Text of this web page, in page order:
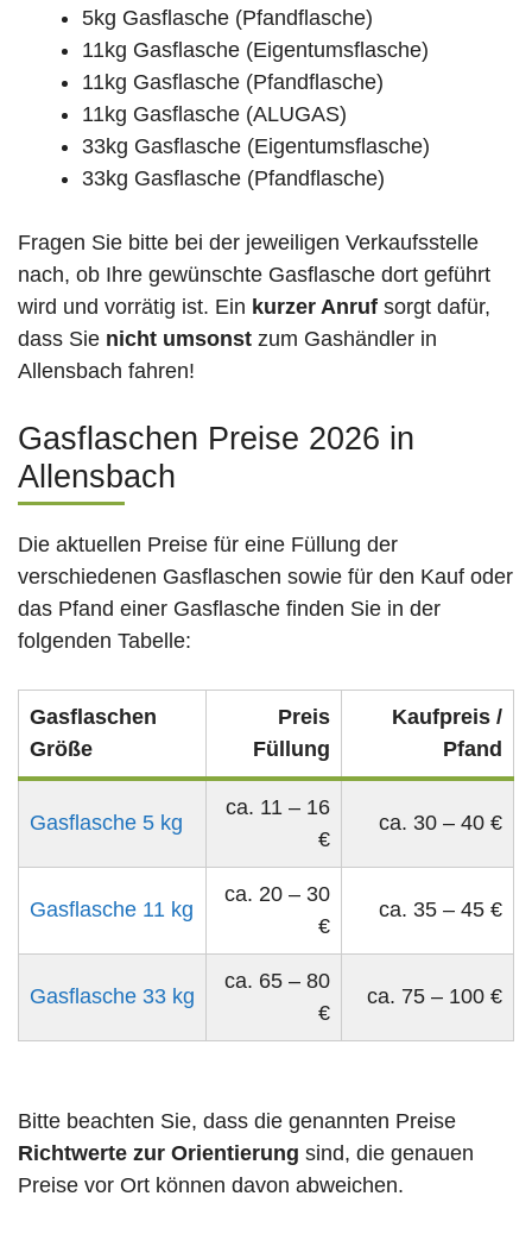
5kg Gasflasche (Pfandflasche)
11kg Gasflasche (Eigentumsflasche)
11kg Gasflasche (Pfandflasche)
11kg Gasflasche (ALUGAS)
33kg Gasflasche (Eigentumsflasche)
33kg Gasflasche (Pfandflasche)
Fragen Sie bitte bei der jeweiligen Verkaufsstelle
nach, ob Ihre gewünschte Gasflasche dort geführt
wird und vorrätig ist. Ein kurzer Anruf sorgt dafür,
dass Sie nicht umsonst zum Gashändler in
Allensbach fahren!
Gasflaschen Preise 2026 in
Allensbach
Die aktuellen Preise für eine Füllung der
verschiedenen Gasflaschen sowie für den Kauf oder
das Pfand einer Gasflasche finden Sie in der
folgenden Tabelle:
Gasflaschen
Größe
Preis
Füllung
Kaufpreis /
Pfand
Gasflasche 5 kg
ca. 11 – 16
€
ca. 30 – 40 €
Gasflasche 11 kg
ca. 20 – 30
€
ca. 35 – 45 €
Gasflasche 33 kg
ca. 65 – 80
€
ca. 75 – 100 €
Bitte beachten Sie, dass die genannten Preise
Richtwerte zur Orientierung sind, die genauen
Preise vor Ort können davon abweichen.